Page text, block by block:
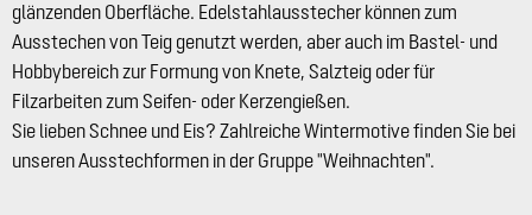
glänzenden Oberfläche. Edelstahlausstecher können zum
Ausstechen von Teig genutzt werden, aber auch im Bastel- und
Hobbybereich zur Formung von Knete, Salzteig oder für
Filzarbeiten zum Seifen- oder Kerzengießen.
Sie lieben Schnee und Eis? Zahlreiche Wintermotive finden Sie bei
unseren Ausstechformen in der Gruppe "Weihnachten".